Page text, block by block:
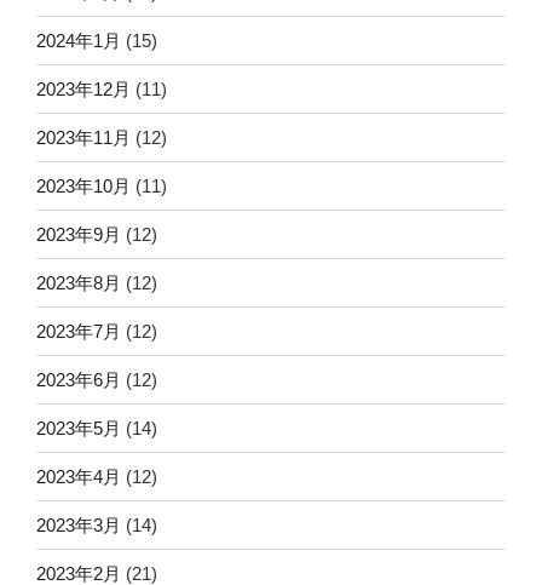
2024年1月 (15)
2023年12月 (11)
2023年11月 (12)
2023年10月 (11)
2023年9月 (12)
2023年8月 (12)
2023年7月 (12)
2023年6月 (12)
2023年5月 (14)
2023年4月 (12)
2023年3月 (14)
2023年2月 (21)